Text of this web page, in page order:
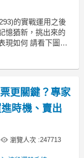
的實戰運用之後
憶猶新，挑出來的
現如何 請看下圖
，一路飆漲至今日
更關鍵？專家
時機、賣出
瀏覽人次 :247713